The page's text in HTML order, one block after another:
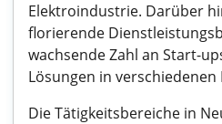
Elektroindustrie. Darüber
florierende
wachsende Zahl an Start-
Lösungen in
Die Tätigkeitsbereiche in